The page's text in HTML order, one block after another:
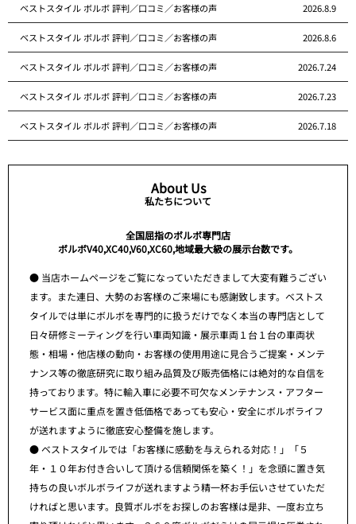
ベストスタイル ボルボ 評判／口コミ／お客様の声 2026.8.9
ベストスタイル ボルボ 評判／口コミ／お客様の声 2026.8.6
ベストスタイル ボルボ 評判／口コミ／お客様の声 2026.7.24
ベストスタイル ボルボ 評判／口コミ／お客様の声 2026.7.23
ベストスタイル ボルボ 評判／口コミ／お客様の声 2026.7.18
About Us
私たちについて
全国屈指のボルボ専門店
ボルボV40,XC40,V60,XC60,地域最大級の展示台数です。
● 当店ホームページをご覧になっていただきまして大変有難うござい
ます。また連日、大勢のお客様のご来場にも感謝致します。ベストス
タイルでは単にボルボを専門的に扱うだけでなく本当の専門店として
日々研修ミーティングを行い車両知識・展示車両１台１台の車両状
態・相場・他店様の動向・お客様の使用用途に見合うご提案・メンテ
ナンス等の徹底研究に取り組み品質及び販売価格には絶対的な自信を
持っております。特に輸入車に必要不可欠なメンテナンス・アフター
サービス面に重点を置き低価格であっても安心・安全にボルボライフ
が送れますように徹底安心整備を施します。
● ベストスタイルでは「お客様に感動を与えられる対応！」「５
年・１０年お付き合いして頂ける信頼関係を築く！」を念頭に置き気
持ちの良いボルボライフが送れますよう精一杯お手伝いさせていただ
ければと思います。良質ボルボをお探しのお客様は是非、一度お立ち